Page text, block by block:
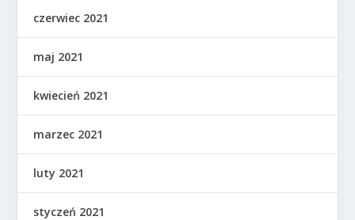
czerwiec 2021
maj 2021
kwiecień 2021
marzec 2021
luty 2021
styczeń 2021